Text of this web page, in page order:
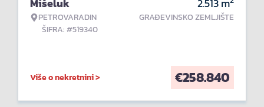
Mišeluk
PETROVARADIN
ŠIFRA: #519340
2.513m
GRAĐEVINSKO ZEMLJIŠTE
Više o nekretnini > €258.840